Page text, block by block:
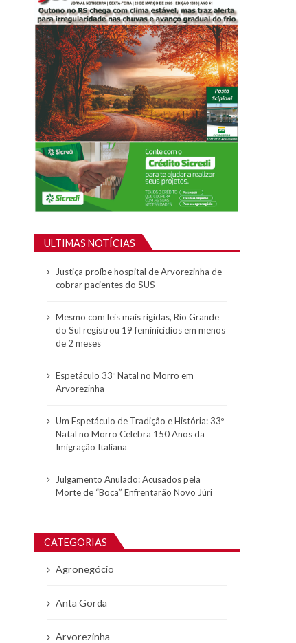
ULTIMAS NOTÍCIAS
Justiça proíbe hospital de Arvorezinha de
cobrar pacientes do SUS
Mesmo com leis mais rígidas, Rio Grande
do Sul registrou 19 feminicídios em menos
de 2 meses
Espetáculo 33º Natal no Morro em
Arvorezinha
Um Espetáculo de Tradição e História: 33º
Natal no Morro Celebra 150 Anos da
Imigração Italiana
Julgamento Anulado: Acusados pela
Morte de “Boca” Enfrentarão Novo Júri
CATEGORIAS
Agronegócio
Anta Gorda
Arvorezinha